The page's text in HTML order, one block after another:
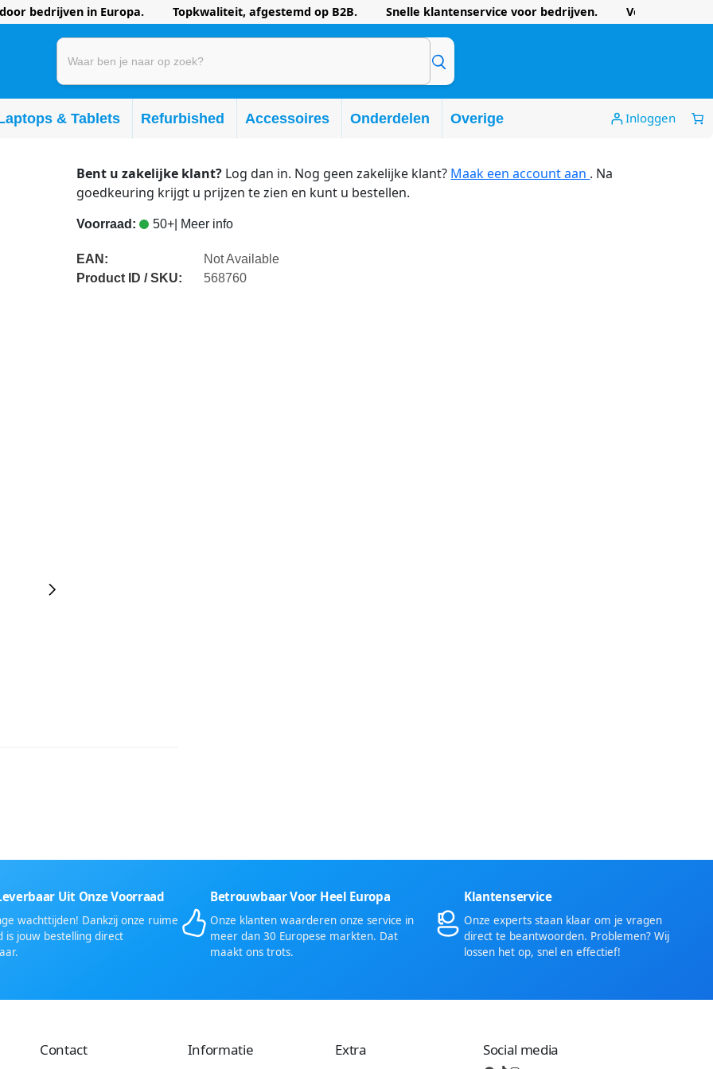
bedrijven in Europa. Topkwaliteit, afgestemd op B2B. Snelle klantenservice voor bedrijven. Voordelige
& Tablets Refurbished Accessoires Onderdelen Overige Inloggen
Bent u zakelijke klant? Log dan in. Nog geen zakelijke klant? Maak een account aan . Na
goedkeuring krijgt u prijzen te zien en kunt u bestellen.
Voorraad: 50+ | Meer info
EAN:
Not Available
Product ID / SKU:
568760
Uit Onze Voorraad
wachttijden! Dankzij onze ruime
is jouw bestelling direct
Betrouwbaar Voor Heel Europa
Onze klanten waarderen onze service in
meer dan 30 Europese markten. Dat
maakt ons trots.
Klantenservice
Onze experts staan klaar om je vragen
direct te beantwoorden. Problemen? Wij
lossen het op, snel en effectief!
Contact Informatie Extra Social media